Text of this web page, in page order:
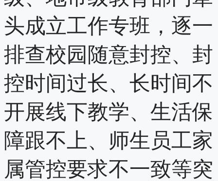
头成立工作专班，逐一
排查校园随意封控、封
控时间过长、长时间不
开展线下教学、生活保
障跟不上、师生员工家
属管控要求不一致等突